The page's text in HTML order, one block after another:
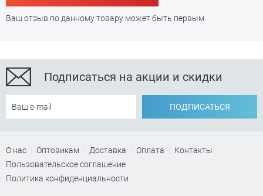
Ваш отзыв по данному товару может быть первым
Подписаться на акции и скидки
ПОДПИСАТЬСЯ
О нас Оптовикам Доставка Оплата
Контакты
Пользовательское соглашение
Политика конфиденциальности